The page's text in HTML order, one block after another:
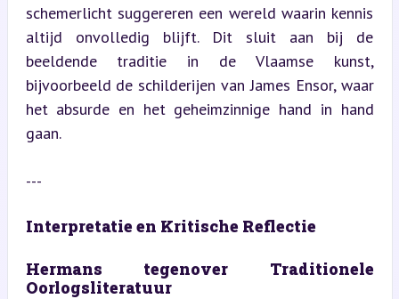
schemerlicht suggereren een wereld waarin kennis
altijd onvolledig blijft. Dit sluit aan bij de
beeldende traditie in de Vlaamse kunst,
bijvoorbeeld de schilderijen van James Ensor, waar
het absurde en het geheimzinnige hand in hand
gaan.
---
Interpretatie en Kritische Reflectie
Hermans tegenover Traditionele
Oorlogsliteratuur